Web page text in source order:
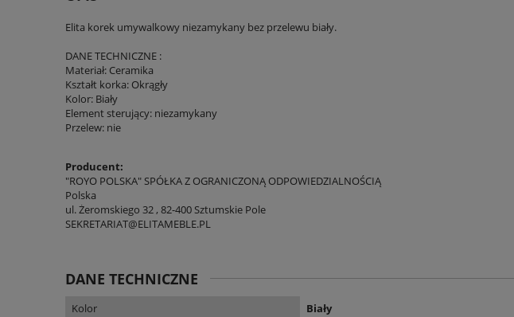
Elita korek umywalkowy niezamykany bez przelewu biały.
DANE TECHNICZNE :
Materiał: Ceramika
Kształt korka: Okrągły
Kolor: Biały
Element sterujący: niezamykany
Przelew: nie
Producent:
"ROYO POLSKA" SPÓŁKA Z OGRANICZONĄ ODPOWIEDZIALNOŚCIĄ
Polska
ul. Żeromskiego 32 , 82-400 Sztumskie Pole
SEKRETARIAT@ELITAMEBLE.PL
DANE TECHNICZNE
Kolor
Biały